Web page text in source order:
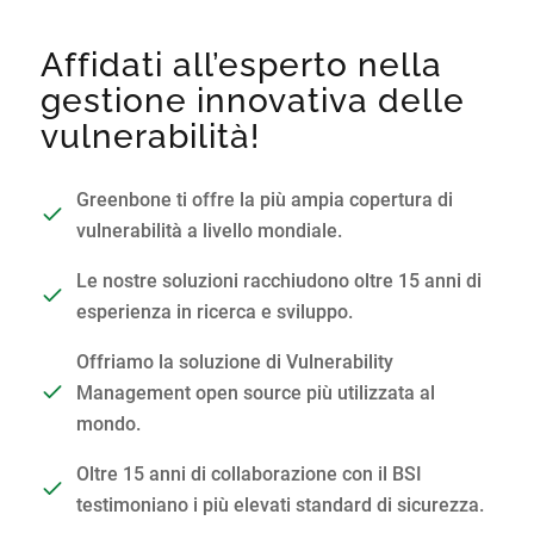
Affidati all’esperto nella
gestione innovativa delle
vulnerabilità!
Greenbone ti offre la più ampia copertura di
vulnerabilità a livello mondiale.
Le nostre soluzioni racchiudono oltre 15 anni di
esperienza in ricerca e sviluppo.
Offriamo la soluzione di Vulnerability
Management open source più utilizzata al
mondo.
Oltre 15 anni di collaborazione con il BSI
testimoniano i più elevati standard di sicurezza.